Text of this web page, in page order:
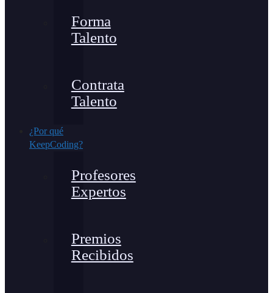
Forma
Talento
Contrata
Talento
¿Por qué
KeepCoding?
Profesores
Expertos
Premios
Recibidos